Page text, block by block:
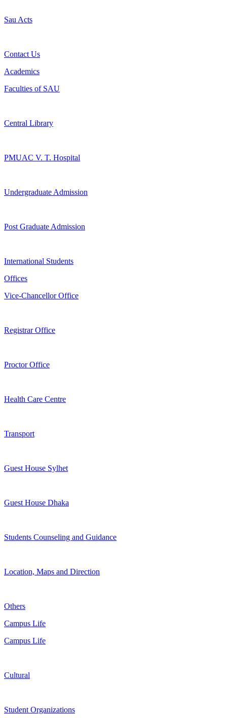
Sau Acts
Contact Us
Academics
Faculties of SAU
Central Library
PMUAC V. T. Hospital
Undergraduate Admission
Post Graduate Admission
International Students
Offices
Vice-Chancellor Office
Registrar Office
Proctor Office
Health Care Centre
Transport
Guest House Sylhet
Guest House Dhaka
Students Counseling and Guidance
Location, Maps and Direction
Others
Campus Life
Campus Life
Cultural
Student Organizations